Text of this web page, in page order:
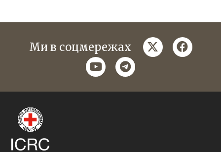
Ми в соцмережах twitter
youtubetelegram